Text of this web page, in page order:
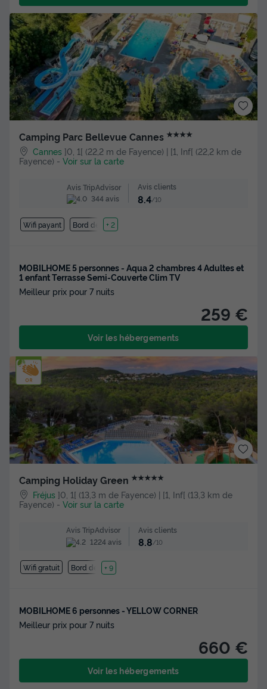
Camping Parc Bellevue Cannes ★★★★
Cannes ]0, 1[ (22,2 m de Fayence) | [1, Inf[ (22,2 km de
Fayence) - Voir sur la carte
Avis TripAdvisor
344 avis
Avis clients
8.4/10
Wifi payant Bord de mer
+ 2
MOBILHOME 5 personnes - Aqua 2 chambres 4 Adultes et
1 enfant Terrasse Semi-Couverte Clim TV
Meilleur prix pour 7 nuits
259 €
Voir les hébergements
Camping Holiday Green ★★★★★
Fréjus ]0, 1[ (13,3 m de Fayence) | [1, Inf[ (13,3 km de
Fayence) - Voir sur la carte
Avis TripAdvisor
1224 avis
Avis clients
8.8/10
Wifi gratuit Bord de mer
+ 9
MOBILHOME 6 personnes - YELLOW CORNER
Meilleur prix pour 7 nuits
660 €
Voir les hébergements